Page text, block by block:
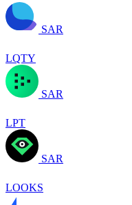
SAR
LQTY
SAR
LPT
SAR
LOOKS